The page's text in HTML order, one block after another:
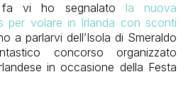
fa vi ho segnalato la nuova
per volare in Irlanda con sconti
a parlarvi dell’Isola di Smeraldo
concorso organizzato
in occasione della Festa